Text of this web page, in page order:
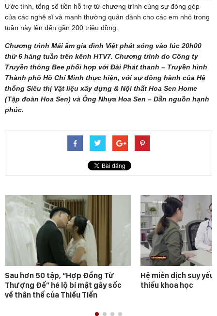
Ước tính, tổng số tiền hỗ trợ từ chương trình cùng sự đóng góp
của các nghệ sĩ và mạnh thường quân dành cho các em nhỏ trong
tuần này lên đến gần 200 triệu đồng.
Chương trình Mái ấm gia đình Việt phát sóng vào lúc 20h00
thứ 6 hàng tuần trên kênh HTV7. Chương trình do Công ty
Truyền thông Bee phối hợp với Đài Phát thanh – Truyền hình
Thành phố Hồ Chí Minh thực hiện, với sự đồng hành của Hệ
thống Siêu thị Vật liệu xây dựng & Nội thất Hoa Sen Home
(Tập đoàn Hoa Sen) và Ống Nhựa Hoa Sen – Dẫn nguồn hạnh
phúc.
Sau hơn 50 tập, “Hợp Đồng Từ
Thượng Đế” hé lộ bí mật gây sốc
về thân thế của Thiều Tiến
Hệ miễn dịch suy
thiếu khoa học